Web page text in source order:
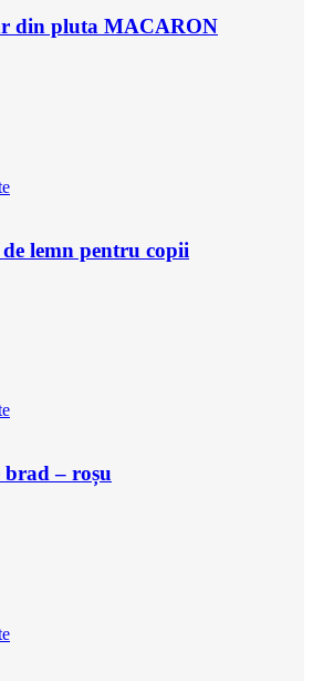
din pluta MACARON
lemn pentru copii
brad – roșu